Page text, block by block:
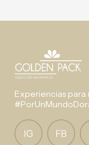
Experiencias